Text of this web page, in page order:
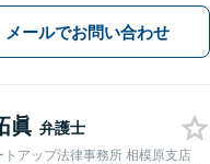
メールでお問い合わせ
眞 弁護士
トアップ法律事務所 相模原支店